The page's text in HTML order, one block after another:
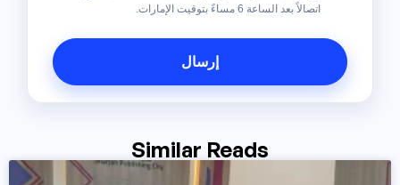
اتصالاً بعد الساعة 6 مساءً بتوقيت الإمارات.
Similar Reads